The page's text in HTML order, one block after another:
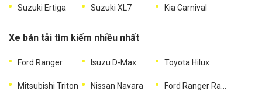
Suzuki Ertiga Suzuki XL7 Kia Carnival
Xe bán tải tìm kiếm nhiều nhất
Ford Ranger Isuzu D-Max Toyota Hilux
Mitsubishi Triton Nissan Navara Ford Ranger Raptor